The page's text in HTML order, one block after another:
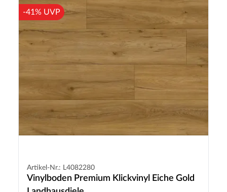
-41% UVP
Artikel-Nr.: L4082280
Vinylboden Premium Klickvinyl Eiche Gold